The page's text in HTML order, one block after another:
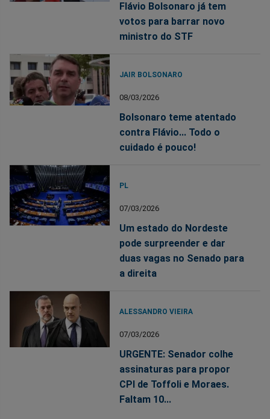
Flávio Bolsonaro já tem
votos para barrar novo
ministro do STF
JAIR BOLSONARO
08/03/2026
Bolsonaro teme atentado
contra Flávio... Todo o
cuidado é pouco!
PL
07/03/2026
Um estado do Nordeste
pode surpreender e dar
duas vagas no Senado para
a direita
ALESSANDRO VIEIRA
07/03/2026
URGENTE: Senador colhe
assinaturas para propor
CPI de Toffoli e Moraes.
Faltam 10...